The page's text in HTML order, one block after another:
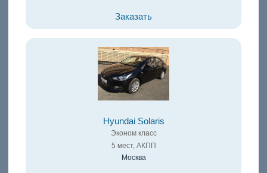
Заказать
Hyundai Solaris
Эконом класс
5 мест, АКПП
Москва